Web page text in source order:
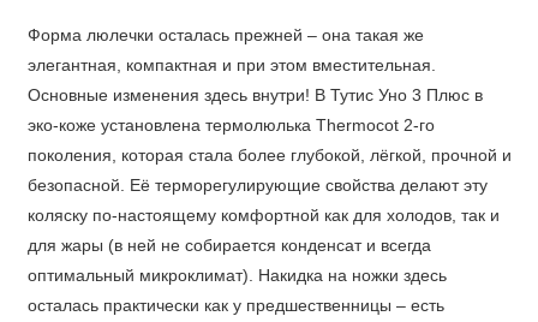
Форма люлечки осталась прежней – она такая же
элегантная, компактная и при этом вместительная.
Основные изменения здесь внутри! В Тутис Уно 3 Плюс в
эко-коже установлена термолюлька Thermocot 2-го
поколения, которая стала более глубокой, лёгкой, прочной и
безопасной. Её терморегулирующие свойства делают эту
коляску по-настоящему комфортной как для холодов, так и
для жары (в ней не собирается конденсат и всегда
оптимальный микроклимат). Накидка на ножки здесь
осталась практически как у предшественницы – есть